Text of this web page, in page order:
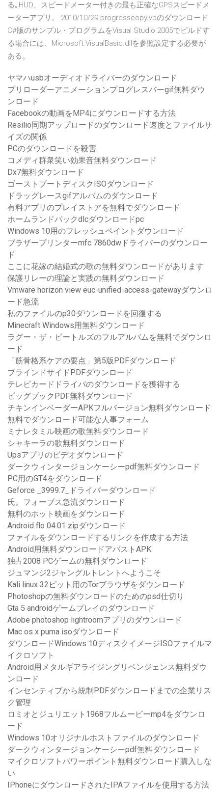
る｡HUD、スピードメーター付きの最も正確なGPSスピードメ
ーターアプリ。 2010/10/29 progresscopy.vbのダウンロード
C#版のサンプル・プログラムをVisual Studio 2005でビルドす
る場合には、Microsoft.VisualBasic.dllを参照設定する必要が
ある。
ヤマハusbオーディオドライバーのダウンロード
プリローダーアニメーションプログレスバーgif無料ダウ
ンロード
Facebookの動画をMP4にダウンロードする方法
Resilio同期アップロードのダウンロード速度とファイルサ
イズの関係
PCのダウンロードを殺害
コメディ群衆笑い効果音無料ダウンロード
Dx7無料ダウンロード
ゴーストブートディスクISOダウンロード
ドラッグレースgifアルバムのダウンロード
有料アプリのプレイストアを無料でダウンロード
ホームランドパックdlcダウンロードpc
Windows 10用のフレッシュペイントダウンロード
ブラザープリンターmfc 7860dwドライバーのダウンロー
ド
ここに花嫁の結婚式の歌の無料ダウンロードがあります
保護リレーの理論と実践の無料ダウンロード
Vmware horizo​​n view euc-unified-access-gatewayダウンロ
ード急流
私のファイルのp30ダウンロードを回復する
Minecraft Windows用無料ダウンロード
ラグー・ザ・ビートルズのフルアルバムを無料でダウンロ
ード
「筋骨格系ケアの要点」第5版PDFダウンロード
ブラインドサイドPDFダウンロード
テレビカードドライバのダウンロードを獲得する
ビッグブックPDF無料ダウンロード
チキンインベーダーAPKフルバージョン無料ダウンロード
無料でダウンロード可能な人事フォーム
ミナレタミル映画の歌無料ダウンロード
シャキーラの歌無料ダウンロード
Upsアプリのビデオダウンロード
ダークウィンタージョンケーシーpdf無料ダウンロード
PC用のGT4をダウンロード
Geforce _3999.7_ドライバーダウンロード
氏。フォーブス急流ダウンロード
無料のホット映画をダウンロード
Android flo 04.01 zipダウンロード
ファイルをダウンロードするリンクを作成する方法
Android用無料ダウンロードアバストAPK
独占2008 PCゲームの無料ダウンロード
ジュマンジ2ジャングルトレントへようこそ
Kali linux 32ビット用のTorブラウザをダウンロード
Photoshopの無料ダウンロードのためのpsd仕切り
Gta 5 androidゲームプレイのダウンロード
Adobe photoshop lightroomアプリのダウンロード
Mac os x puma isoダウンロード
ダウンロードWindows 10ディスクイメージISOファイルマ
イクロソフト
Android用メタルギアライジングリベンジェンス無料ダウ
ンロード
インセンティブから統制PDFダウンロードまでの企業リス
ク管理
ロミオとジュリエット1968フルムービーmp4をダウンロ
ード
Windows 10オリジナルホストファイルのダウンロード
ダークウィンタージョンケーシーpdf無料ダウンロード
マイクロソフトパワーポイント無料ダウンロード購入しな
い
IPhoneにダウンロードされたIPAファイルを使用する方法